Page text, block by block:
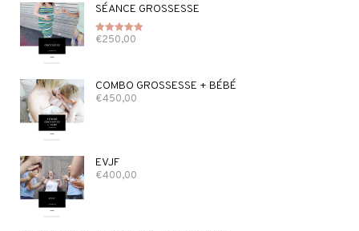
SÉANCE GROSSESSE
Note5.00
€250,00
COMBO GROSSESSE + BÉBÉ
€450,00
EVJF
€400,00